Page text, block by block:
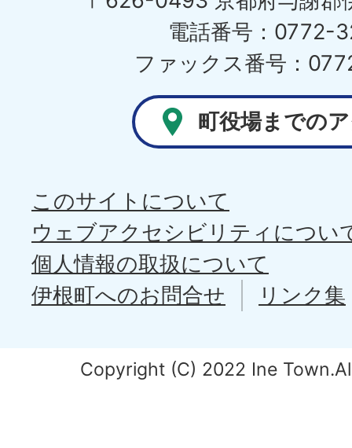
電話番号：0772-
ファックス番号：
町役場までの
このサイトについて
ウェブアクセシビリティについ
個人情報の取扱について
伊根町へのお問合せ
リンク集
Copyright (C) 2022 Ine